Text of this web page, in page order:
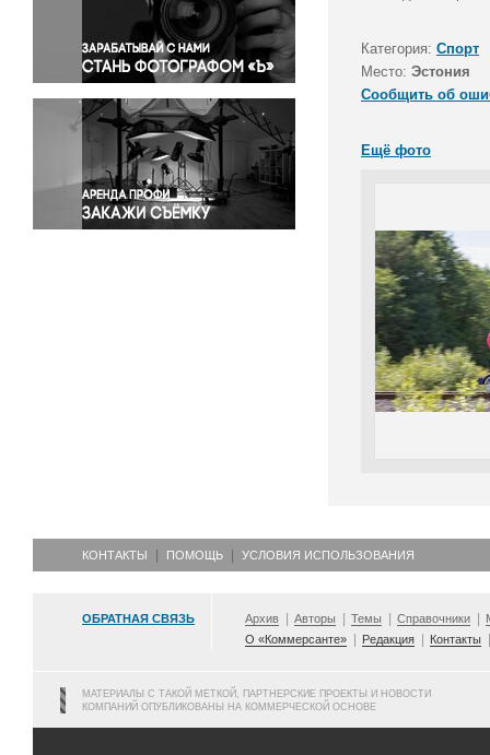
Правосудие
Происшествия и конфликты
Религия
Светская жизнь
Спорт
Экология
Экономика и бизнес
Категория: Спорт
Место: Эстония
Сообщить об
Ещё фото
КОНТАКТЫ ПОМОЩЬ УСЛОВИЯ ИСПОЛЬЗОВАНИЯ
ОБРАТНАЯ СВЯЗЬ Архив Авторы Темы Справочники
О «Коммерсанте»
Редакция Контакты
МАТЕРИАЛЫ С ТАКОЙ МЕТКОЙ, ПАРТНЕРСКИЕ ПРОЕКТЫ И НОВОСТИ
КОМПАНИЙ ОПУБЛИКОВАНЫ НА КОММЕРЧЕСКОЙ ОСНОВЕ